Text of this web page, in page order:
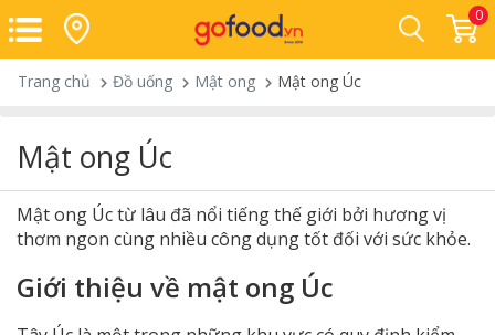
0
Trang chủ Đồ uống Mật ong Mật ong Úc
Mật ong Úc
Mật ong Úc từ lâu đã nổi tiếng thế giới bởi hương vị
thơm ngon cùng nhiều công dụng tốt đối với sức khỏe.
Giới thiệu về mật ong Úc